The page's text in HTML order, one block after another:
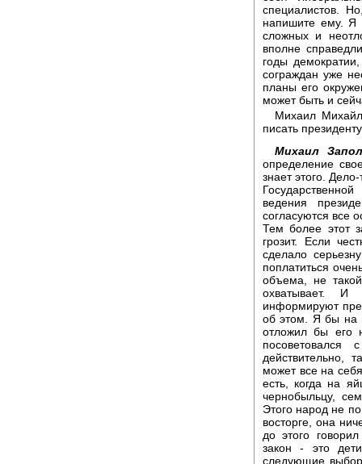
специалистов.
напишите ему. Я
сложных и
вполне
годы
сограждан уже
планы его
может быть и
Михаил
писать
Михаил
определение
знает этого.
ведения
согласуются все
Тем более этот
грозит. Если
сделало
поплатиться
объема, не
охватывает. И
информируют
об этом. Я бы на
отложил бы его
действительно,
может все на
есть, когда на
чернобыльцу,
Этого народ не
восторге, она
до этого
закон - это
следующие